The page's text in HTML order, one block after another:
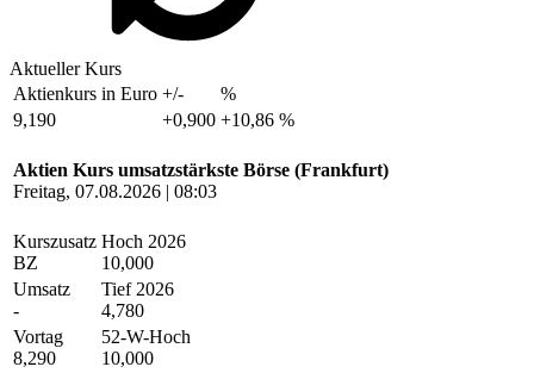
Aktueller Kurs
Aktienkurs in Euro +/-
%
9,190
+0,900 +10,86 %
Aktien Kurs umsatzstärkste Börse (Frankfurt)
Freitag, 07.08.2026 | 08:03
Kurszusatz
BZ
Hoch 2026
10,000
Umsatz
-
Tief 2026
4,780
Vortag
8,290
52-W-Hoch
10,000